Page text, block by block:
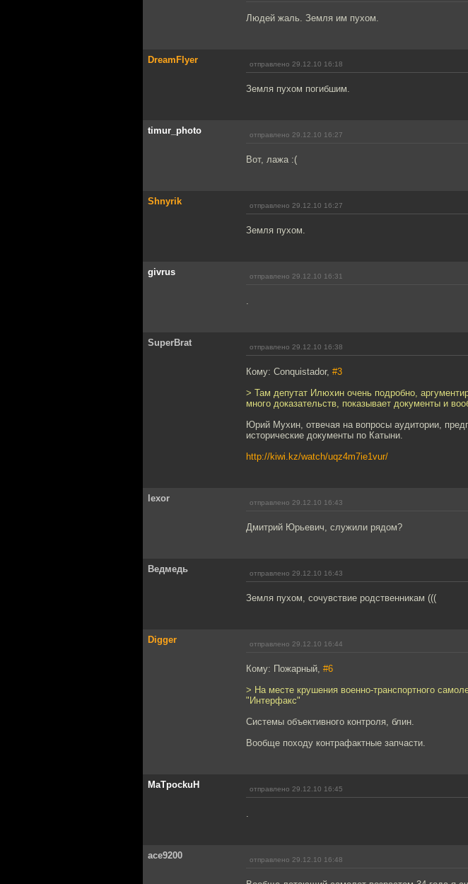
Людей жаль. Земля им пухом.
DreamFlyer отправлено 29.12.10 16:18
Земля пухом погибшим.
timur_photo отправлено 29.12.10 16:27
Вот, лажа :(
Shnyrik отправлено 29.12.10 16:27
Земля пухом.
givrus отправлено 29.12.10 16:31
.
SuperBrat отправлено 29.12.10 16:38
Кому: Conquistador, #3
> Там депутат Илюхин очень подробно,
много доказательств, показывает документы и
Юрий Мухин, отвечая на вопросы аудитории,
исторические документы по Катыни.
http://kiwi.kz/watch/uqz4m7ie1vur/
lexor отправлено 29.12.10 16:43
Дмитрий Юрьевич, служили рядом?
Ведмедь отправлено 29.12.10 16:43
Земля пухом, сочувствие родственникам (((
Digger отправлено 29.12.10 16:44
Кому: Пожарный, #6
> На месте крушения военно-транспортного
"Интерфакс"
Системы объективного контроля, блин.
Вообще походу контрафактные запчасти.
MaTpockuH отправлено 29.12.10 16:45
.
ace9200 отправлено 29.12.10 16:48